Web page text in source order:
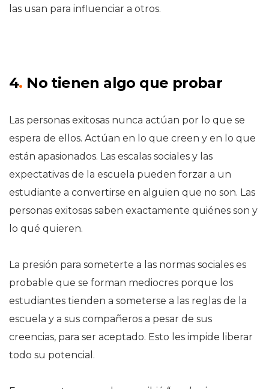
las usan para influenciar a otros.
4. No tienen algo que probar
Las personas exitosas nunca actúan por lo que se
espera de ellos. Actúan en lo que creen y en lo que
están apasionados. Las escalas sociales y las
expectativas de la escuela pueden forzar a un
estudiante a convertirse en alguien que no son. Las
personas exitosas saben exactamente quiénes son y
lo qué quieren.
La presión para someterte a las normas sociales es
probable que se forman mediocres porque los
estudiantes tienden a someterse a las reglas de la
escuela y a sus compañeros a pesar de sus
creencias, para ser aceptado. Esto les impide liberar
todo su potencial.